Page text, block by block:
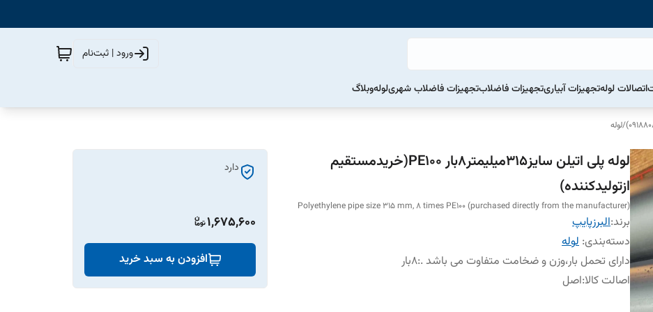
ورود | ثبت‌نام
اتصالات لولهتجهیزات آبیاریتجهیزات فاضلابتجهیزات فاضلاب شهریلولهوبلاگ
/لوله
لوله پلی اتیلن سایز315میلیمتر8بار PE100(خریدمستقیم
ازتولیدکننده)
Polyethylene pipe size 315 mm, 8 times PE100 (purchased directly from the manufacturer)
برند:البرزپایپ
دسته‌بندی: لوله
دارای تحمل بار،وزن و ضخامت متفاوت می باشد .:8بار
اصالت کالا:اصل
دارد
1,675,600
افزودن به سبد خرید